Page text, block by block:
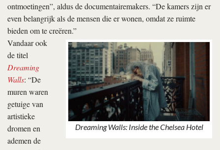
ontmoetingen”, aldus de documentairemakers. “De kamers zijn er
even belangrijk als de mensen die er wonen, omdat ze ruimte
bieden om te creëren.”
Dreaming Walls: Inside the Chelsea Hotel
Vandaar ook
de titel
Dreaming
Walls: “De
muren waren
getuige van
artistieke
dromen en
ademen de